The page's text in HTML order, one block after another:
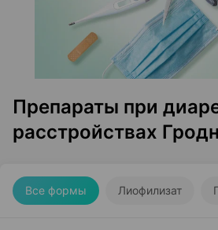
Препараты при
расстройствах
Все формы Лиофилизат